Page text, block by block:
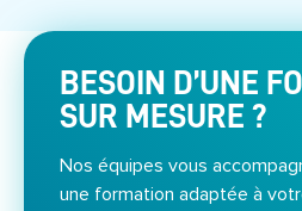
BESOIN D’UNE
SUR MESURE ?
Nos équipes vous
une formation adaptée à